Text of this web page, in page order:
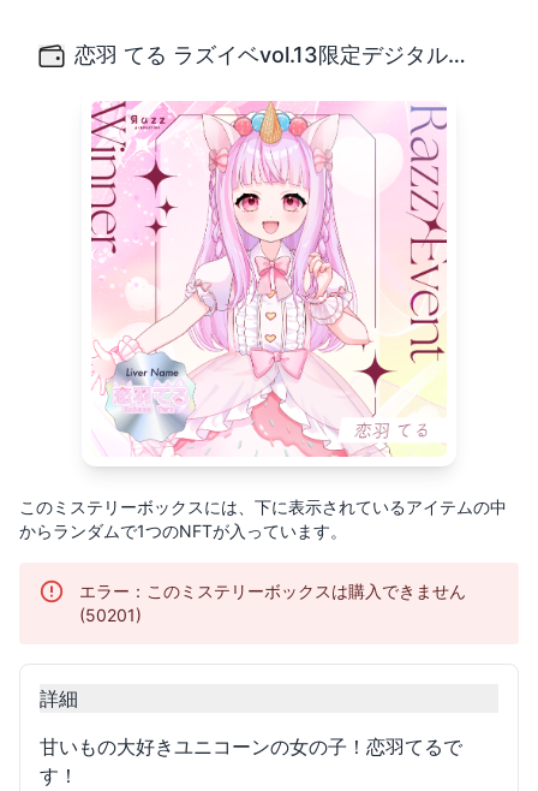
恋羽 てる ラズイベvol.13限定デジタルグッズBOXガチャ
このミステリーボックスには、下に表示されているアイテムの中
からランダムで1つのNFTが入っています。
エラー：このミステリーボックスは購入できません
(50201)
詳細
甘いもの大好きユニコーンの女の子！恋羽てるで
す！